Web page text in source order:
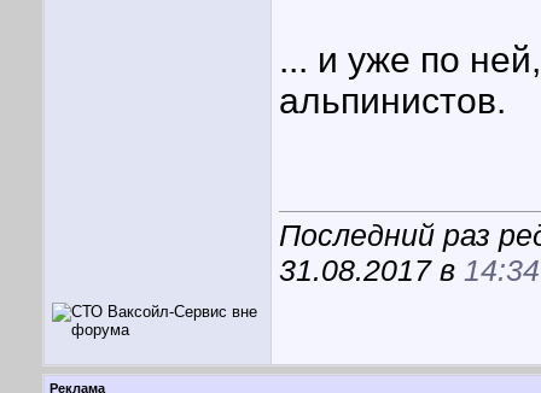
... и уже по
альпинистов.
Последний раз
31.08.2017 в 14:34
Реклама